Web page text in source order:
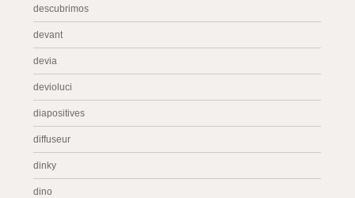
descubrimos
devant
devia
devioluci
diapositives
diffuseur
dinky
dino